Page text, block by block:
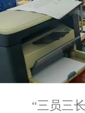
“三员三